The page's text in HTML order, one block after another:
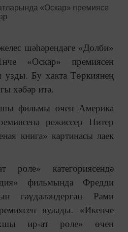
шәһәрендәге «Долби»
«Оскар» премиясен
узды. Бу хакта Төркиянең
хәбәр итә.
фильмы өчен Америка
режиссер Питер
книга» картинасы лаек
категориясендә
фильмында Фредди
гәүдәләндергән Рами
яулады. «Икенче
ир-ат роле» өчен